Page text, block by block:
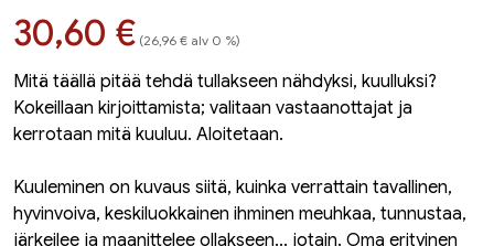
Hinta nyt
30,60 € (26,96 € alv 0 %)
Mitä täällä pitää tehdä tullakseen nähdyksi, kuulluksi?
Kokeillaan kirjoittamista; valitaan vastaanottajat ja
kerrotaan mitä kuuluu. Aloitetaan.
Kuuleminen on kuvaus siitä, kuinka verrattain tavallinen,
hyvinvoiva, keskiluokkainen ihminen meuhkaa, tunnustaa,
järkeilee ja maanittelee ollakseen... jotain. Oma erityinen